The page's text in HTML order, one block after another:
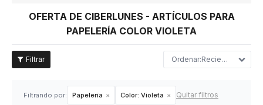
OFERTA DE CIBERLUNES - ARTÍCULOS PARA
PAPELERÍA COLOR VIOLETA
Recientes
Filtrando por: Papelería Color: Violeta Quitar filtros